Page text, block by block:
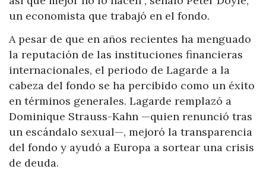
un economista que trabajó en el fondo.
A pesar de que en años recientes ha menguado
la reputación de las instituciones financieras
internacionales, el periodo de Lagarde a la
cabeza del fondo se ha percibido como un éxito
en términos generales. Lagarde remplazó a
Dominique Strauss-Kahn —quien renunció tras
un escándalo sexual—, mejoró la transparencia
del fondo y ayudó a Europa a sortear una crisis
de deuda.